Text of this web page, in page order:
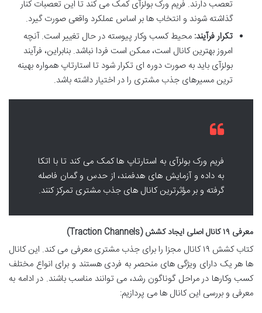
تعصب دارند. فریم ورک بولزآی کمک می کند تا این تعصبات کنار
گذاشته شوند و انتخاب ها بر اساس عملکرد واقعی صورت گیرد.
تکرار فرآیند: محیط کسب وکار پیوسته در حال تغییر است. آنچه
امروز بهترین کانال است، ممکن است فردا نباشد. بنابراین، فرآیند
بولزآی باید به صورت دوره ای تکرار شود تا استارتاپ همواره بهینه
ترین مسیرهای جذب مشتری را در اختیار داشته باشد.
فریم ورک بولزآی به استارتاپ ها کمک می کند تا با اتکا
به داده و آزمایش های هدفمند، از حدس و گمان فاصله
گرفته و بر مؤثرترین کانال های جذب مشتری تمرکز کنند.
معرفی ۱۹ کانال اصلی ایجاد کشش (Traction Channels)
کتاب کشش ۱۹ کانال مجزا را برای جذب مشتری معرفی می کند. این کانال
ها هر یک دارای ویژگی های منحصر به فردی هستند و برای انواع مختلف
کسب وکارها در مراحل گوناگون رشد، می توانند مناسب باشند. در ادامه به
معرفی و بررسی این کانال ها می پردازیم: